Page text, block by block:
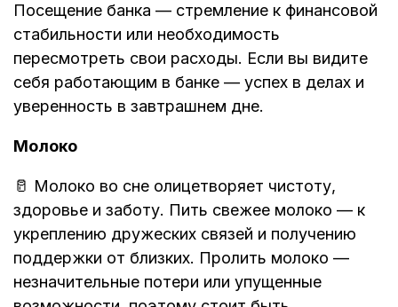
Посещение банка — стремление к финансовой
стабильности или необходимость
пересмотреть свои расходы. Если вы видите
себя работающим в банке — успех в делах и
уверенность в завтрашнем дне.
Молоко
🥛 Молоко во сне олицетворяет чистоту,
здоровье и заботу. Пить свежее молоко — к
укреплению дружеских связей и получению
поддержки от близких. Пролить молоко —
незначительные потери или упущенные